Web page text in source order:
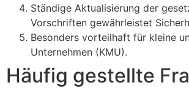
Ständige Aktualisierung der
Vorschriften gewährleistet
Besonders vorteilhaft für kleine
Unternehmen (KMU).
Häufig gestellte